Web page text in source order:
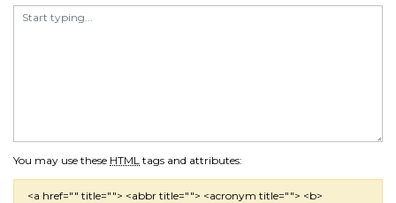
You may use these HTML tags and attributes:
<a href="" title=""> <abbr title=""> <acronym title=""> <b>